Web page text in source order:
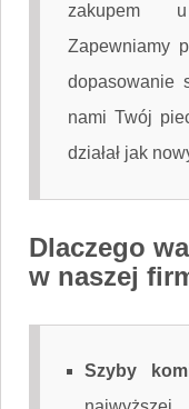
zakupem
Zapewniamy
dopasowanie
nami Twój
działał jak
Dlaczego
w naszej
Szyby